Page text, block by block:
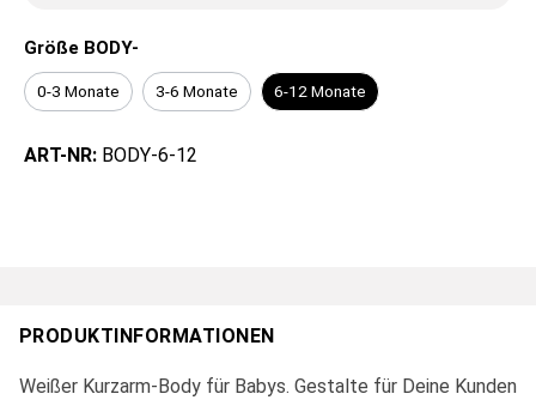
Größe BODY-
0-3 Monate 3-6 Monate 6-12 Monate
ART-NR: BODY-6-12
PRODUKTINFORMATIONEN
Weißer Kurzarm-Body für Babys. Gestalte für Deine Kunden